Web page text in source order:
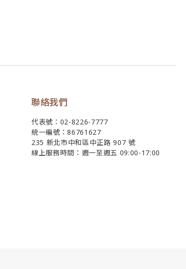
聯絡我們
代表號：02-8226-7777
統一編號：86761627
235 新北市中和區中正路 907 號
線上服務時間：週一至週五 09:00-17:00